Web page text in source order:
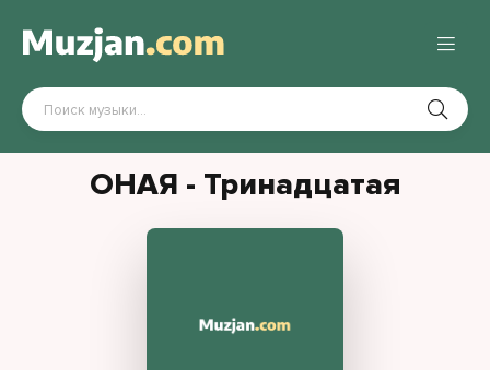
ОНАЯ - Тринадцатая